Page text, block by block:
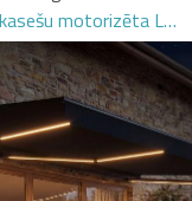
motorizēta L…